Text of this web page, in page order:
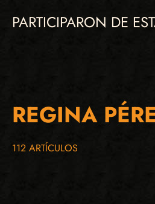
PARTICIPARON DE
REGINA
112 ARTÍCULOS